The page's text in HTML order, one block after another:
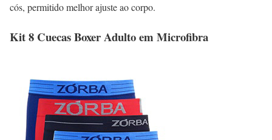
cós, permitido melhor ajuste ao corpo.
Kit 8 Cuecas Boxer Adulto em Microfibra